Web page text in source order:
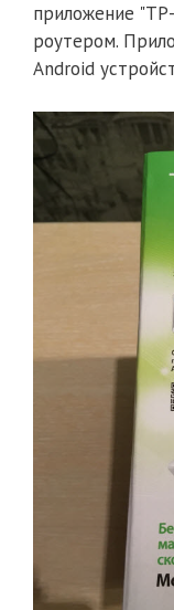
приложение
роутером.
Android